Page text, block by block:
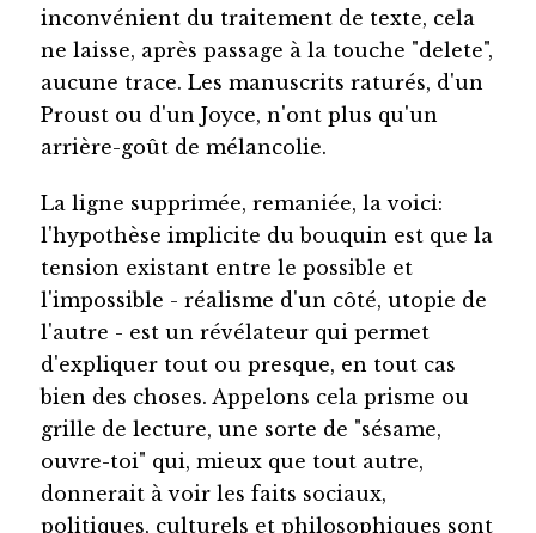
inconvénient du traitement de texte, cela
ne laisse, après passage à la touche "delete",
aucune trace. Les manuscrits raturés, d'un
Proust ou d'un Joyce, n'ont plus qu'un
arrière-goût de mélancolie.
La ligne supprimée, remaniée, la voici:
l'hypothèse implicite du bouquin est que la
tension existant entre le possible et
l'impossible - réalisme d'un côté, utopie de
l'autre - est un révélateur qui permet
d'expliquer tout ou presque, en tout cas
bien des choses. Appelons cela prisme ou
grille de lecture, une sorte de "sésame,
ouvre-toi" qui, mieux que tout autre,
donnerait à voir les faits sociaux,
politiques, culturels et philosophiques sont